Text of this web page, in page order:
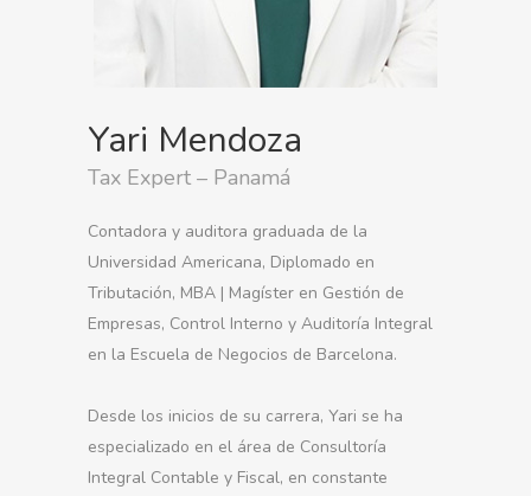
Yari Mendoza
Tax Expert – Panamá
Contadora y auditora graduada de la
Universidad Americana, Diplomado en
Tributación, MBA | Magíster en Gestión de
Empresas, Control Interno y Auditoría Integral
en la Escuela de Negocios de Barcelona.
Desde los inicios de su carrera, Yari se ha
especializado en el área de Consultoría
Integral Contable y Fiscal, en constante